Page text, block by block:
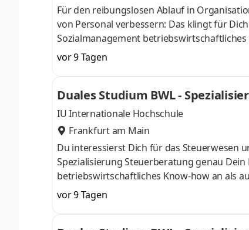
Für den reibungslosen Ablauf in
von Personal verbessern: Das klingt für
Sozialmanagement
April oder im Oktober starten – direkt am
Du bei einem Unternehmen in Deiner
Aufnahmeprüfung startenDu absolvierst
Studienberatung, Study Guides und
vor 9 Tagen
Duales Studium BWL -
IU Internationale Hochschule
Frankfurt am Main
Du interessierst Dich für das Steuerwesen
Spezialisierung Steuerberatung genau
betriebswirtschaftliches Know-how an als
Oktober starten – direkt am Campus vor
Unternehmen in Deiner Nähe. Aufgaben
startenDu absolvierst ein staatlich
vor 9 Tagen